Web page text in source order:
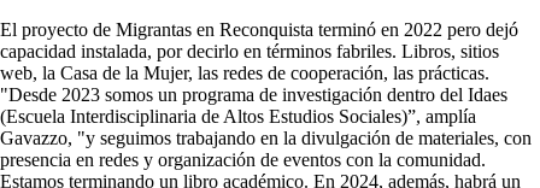
El proyecto de Migrantas en Reconquista terminó en 2022 pero dejó
capacidad instalada, por decirlo en términos fabriles. Libros, sitios
web, la Casa de la Mujer, las redes de cooperación, las prácticas.
"Desde 2023 somos un programa de investigación dentro del Idaes
(Escuela Interdisciplinaria de Altos Estudios Sociales)”, amplía
Gavazzo, "y seguimos trabajando en la divulgación de materiales, con
presencia en redes y organización de eventos con la comunidad.
Estamos terminando un libro académico. En 2024, además, habrá un